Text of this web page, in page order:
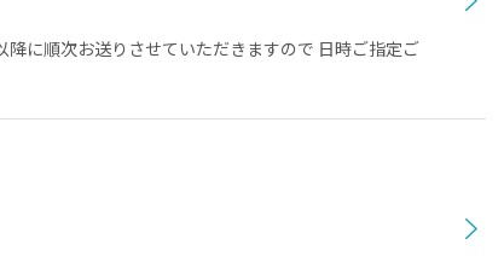
に順次お送りさせていただきますので 日時ご指定ご